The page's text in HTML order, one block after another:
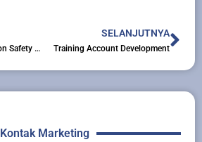
Training Transportation Safety Management System
SELANJUTNYA
Training Account Development
Kontak Marketing